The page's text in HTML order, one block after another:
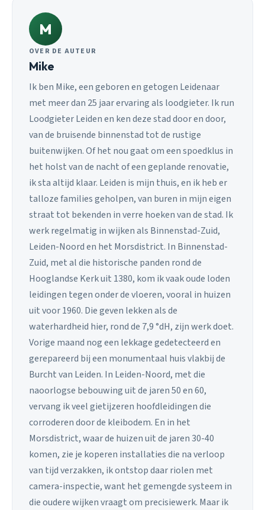
M
OVER DE AUTEUR
Mike
Ik ben Mike, een geboren en getogen Leidenaar
met meer dan 25 jaar ervaring als loodgieter. Ik run
Loodgieter Leiden en ken deze stad door en door,
van de bruisende binnenstad tot de rustige
buitenwijken. Of het nou gaat om een spoedklus in
het holst van de nacht of een geplande renovatie,
ik sta altijd klaar. Leiden is mijn thuis, en ik heb er
talloze families geholpen, van buren in mijn eigen
straat tot bekenden in verre hoeken van de stad. Ik
werk regelmatig in wijken als Binnenstad-Zuid,
Leiden-Noord en het Morsdistrict. In Binnenstad-
Zuid, met al die historische panden rond de
Hooglandse Kerk uit 1380, kom ik vaak oude loden
leidingen tegen onder de vloeren, vooral in huizen
uit voor 1960. Die geven lekken als de
waterhardheid hier, rond de 7,9 °dH, zijn werk doet.
Vorige maand nog een lekkage gedetecteerd en
gerepareerd bij een monumentaal huis vlakbij de
Burcht van Leiden. In Leiden-Noord, met die
naoorlogse bebouwing uit de jaren 50 en 60,
vervang ik veel gietijzeren hoofdleidingen die
corroderen door de kleibodem. En in het
Morsdistrict, waar de huizen uit de jaren 30-40
komen, zie je koperen installaties die na verloop
van tijd verzakken, ik ontstop daar riolen met
camera-inspectie, want het gemengde systeem in
die oudere wijken vraagt om precisiewerk. Maar ik